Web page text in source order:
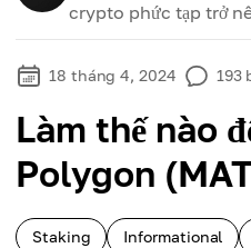
crypto phức tạp trở
18 tháng 4, 2024 193
Làm thế nào
Polygon
Staking Informational